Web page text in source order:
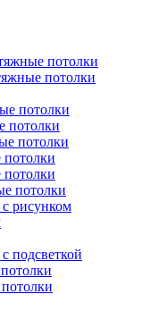
потолки
потолки
потолки
потолки
потолки
потолки
рисунком
подсветкой